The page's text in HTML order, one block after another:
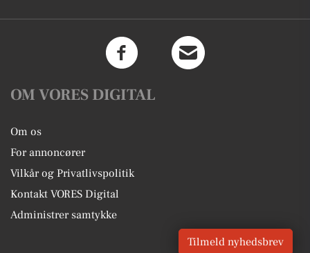
OM VORES DIGITAL
Om os
For annoncører
Vilkår og Privatlivspolitik
Kontakt VORES Digital
Administrer samtykke
Tilmeld nyhedsbrev